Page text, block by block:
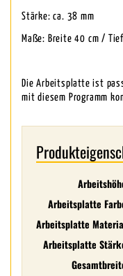
Stärke: ca. 38 mm
Maße: Breite 40 cm /
Die Arbeitsplatte ist
mit diesem Programm
Arbeitsplatte
Arbeitsplatte
Arbeitsplatte